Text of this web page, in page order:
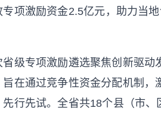
专项激励资金2.5亿元，助力当
专项激励遴选聚焦创新驱动
旨在通过竞争性资金分配机制
行先试。全省共18个县（市